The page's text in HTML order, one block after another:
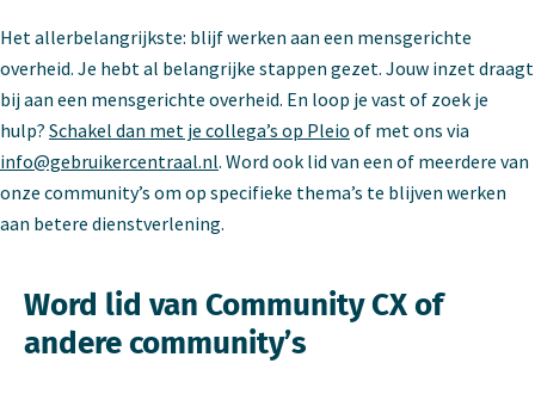
Het allerbelangrijkste: blijf werken aan een mensgerichte
overheid. Je hebt al belangrijke stappen gezet. Jouw inzet draagt
bij aan een mensgerichte overheid. En loop je vast of zoek je
hulp? Schakel dan met je collega’s op Pleio of met ons via
info@gebruikercentraal.nl. Word ook lid van een of meerdere van
onze community’s om op specifieke thema’s te blijven werken
aan betere dienstverlening.
Word lid van Community CX of
andere community’s